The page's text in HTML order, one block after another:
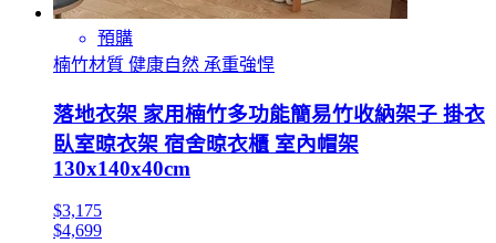
預購
楠竹材質 健康自然 承重強悍
落地衣架 家用楠竹多功能簡易竹收納架子 掛衣
臥室晾衣架 宿舍晾衣櫃 室內帽架
130x140x40cm
$3,175
$4,699